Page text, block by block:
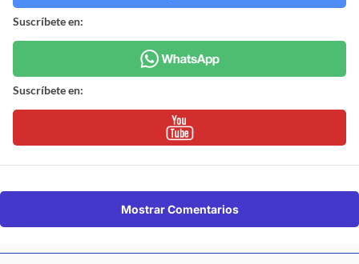
Suscríbete en:
Suscríbete en:
Mostrar Comentarios